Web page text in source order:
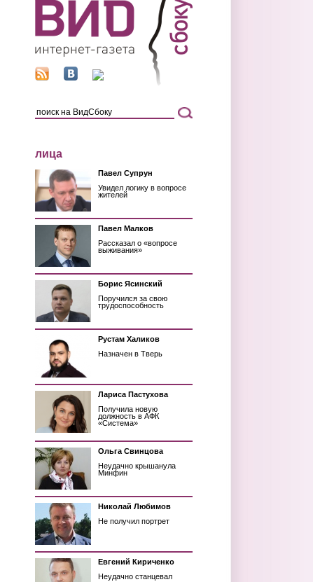
лица
Павел Супрун
Увидел логику в вопросе
жителей
Павел Малков
Рассказал о «вопросе
выживания»
Борис Ясинский
Поручился за свою
трудоспособность
Рустам Халиков
Назначен в Тверь
Лариса Пастухова
Получила новую
должность в АФК
«Система»
Ольга Свинцова
Неудачно крышанула
Минфин
Николай Любимов
Не получил портрет
Евгений Кириченко
Неудачно станцевал